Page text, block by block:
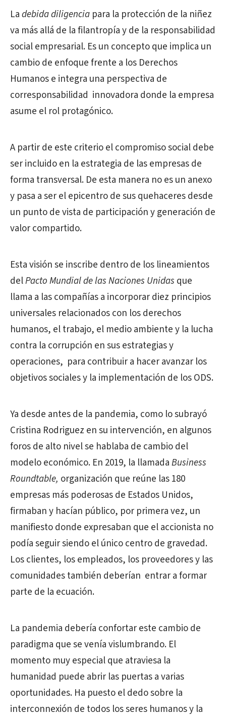
Ladebida diligencia para la protección de la niñez
va más allá de la filantropía y de la responsabilidad
social empresarial. Es un concepto que implica un
cambio de enfoque frente a los Derechos
Humanos e integra una perspectiva de
corresponsabilidad innovadora donde la empresa
asume el rol protagónico.
A partir de este criterio el compromiso social debe
ser incluido en la estrategia de las empresas de
forma transversal. De esta manera no es un anexo
y pasa a ser el epicentro de sus quehaceres desde
un punto de vista de participación y generación de
valor compartido.
Esta visión se inscribe dentro de los lineamientos
delPacto Mundial de las Naciones Unidas que
llama a las compañías a incorporar diez principios
universales relacionados con los derechos
humanos, el trabajo, el medio ambiente y la lucha
contra la corrupción en sus estrategias y
operaciones, para contribuir a hacer avanzar los
objetivos sociales y la implementación de los ODS.
Ya desde antes de la pandemia, como lo subrayó
Cristina Rodriguez en su intervención, en algunos
foros de alto nivel se hablaba de cambio del
modelo económico. En 2019, la llamadaBusiness
Roundtable, organización que reúne las 180
empresas más poderosas de Estados Unidos,
firmaban y hacían público, por primera vez, un
manifiesto donde expresaban que el accionista no
podía seguir siendo el único centro de gravedad.
Los clientes, los empleados, los proveedores y las
comunidades también deberían entrar a formar
parte de la ecuación.
La pandemia debería confortar este cambio de
paradigma que se venía vislumbrando. El
momento muy especial que atraviesa la
humanidad puede abrir las puertas a varias
oportunidades. Ha puesto el dedo sobre la
interconnexión de todos los seres humanos y la